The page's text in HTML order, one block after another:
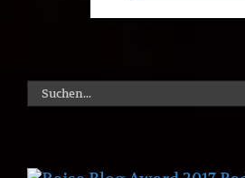
Suche
nach: